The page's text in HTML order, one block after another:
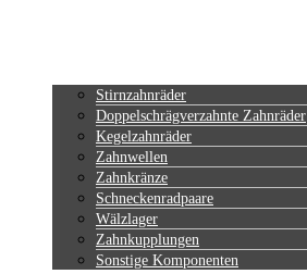
Stirnzahnräder
Doppelschrägverzahnte Zahnräder
Kegelzahnräder
Zahnwellen
Zahnkränze
Schneckenradpaare
Wälzlager
Zahnkupplungen
Sonstige Komponenten